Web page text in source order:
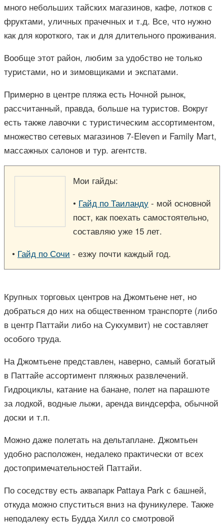
много небольших тайских магазинов, кафе, лотков с
фруктами, уличных прачечных и т.д. Все, что нужно
как для короткого, так и для длительного проживания.
Вообще этот район, любим за удобство не только
туристами, но и зимовщиками и экспатами.
Примерно в центре пляжа есть Ночной рынок,
рассчитанный, правда, больше на туристов. Вокруг
есть также лавочки с туристическим ассортиментом,
множество сетевых магазинов 7-Eleven и Family Mart,
массажных салонов и тур. агентств.
Мои гайды:
• Гайд по Таиланду - мой основной
пост, как поехать самостоятельно,
составляю уже 15 лет.
• Гайд по Сочи - езжу почти каждый год.
Крупных торговых центров на Джомтьене нет, но
добраться до них на общественном транспорте (либо
в центр Паттайи либо на Сукхумвит) не составляет
особого труда.
На Джомтьене представлен, наверно, самый богатый
в Паттайе ассортимент пляжных развлечений.
Гидроциклы, катание на банане, полет на парашюте
за лодкой, водные лыжи, аренда виндсерфа, обычной
доски и т.п.
Можно даже полетать на дельтаплане. Джомтьен
удобно расположен, недалеко практически от всех
достопримечательностей Паттайи.
По соседству есть аквапарк Pattaya Park с башней,
откуда можно спуститься вниз на фуникулере. Также
неподалеку есть Будда Хилл со смотровой